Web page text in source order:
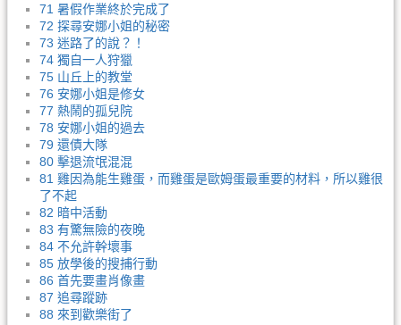
71 暑假作業終於完成了
72 探尋安娜小姐的秘密
73 迷路了的說？！
74 獨自一人狩獵
75 山丘上的教堂
76 安娜小姐是修女
77 熱鬧的孤兒院
78 安娜小姐的過去
79 還債大隊
80 擊退流氓混混
81 雞因為能生雞蛋，而雞蛋是歐姆蛋最重要的材料，所以雞很
了不起
82 暗中活動
83 有驚無險的夜晚
84 不允許幹壞事
85 放學後的搜捕行動
86 首先要畫肖像畫
87 追尋蹤跡
88 來到歡樂街了